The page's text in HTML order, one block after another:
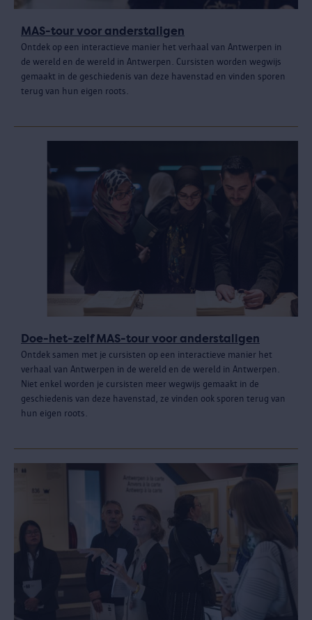
MAS-tour voor anderstaligen
Ontdek op een interactieve manier het verhaal van Antwerpen in
de wereld en de wereld in Antwerpen. Cursisten worden wegwijs
gemaakt in de geschiedenis van deze havenstad en vinden sporen
terug van hun eigen roots.
Doe-het-zelf MAS-tour voor anderstaligen
Ontdek samen met je cursisten op een interactieve manier het
verhaal van Antwerpen in de wereld en de wereld in Antwerpen.
Niet enkel worden je cursisten meer wegwijs gemaakt in de
geschiedenis van deze havenstad, ze vinden ook sporen terug van
hun eigen roots.